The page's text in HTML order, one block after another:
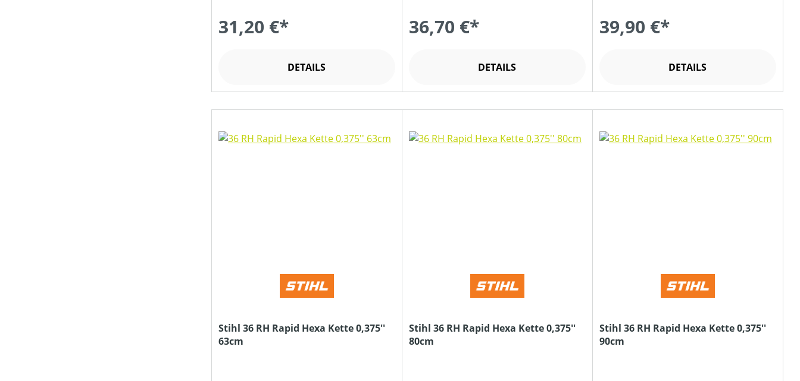
31,20 €*
DETAILS
36,70 €*
DETAILS
39,90 €*
DETAILS
Stihl 36 RH Rapid Hexa Kette 0,375''
63cm
Stihl 36 RH Rapid Hexa Kette 0,375''
80cm
Stihl 36 RH Rapid Hexa Kette 0,375''
90cm